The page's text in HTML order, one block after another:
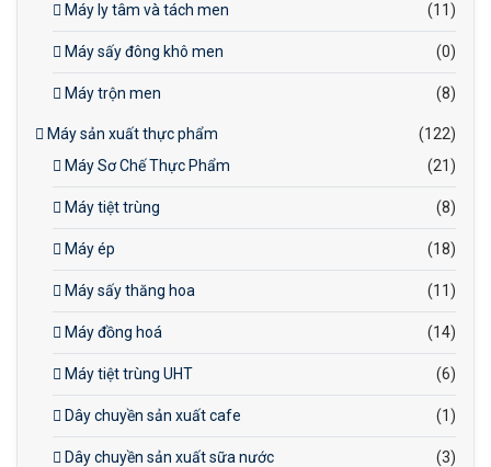
Máy ly tâm và tách men (11)
Máy sấy đông khô men (0)
Máy trộn men (8)
Máy sản xuất thực phẩm
(122)
Máy Sơ Chế Thực Phẩm
(21)
Máy tiệt trùng (8)
Máy ép (18)
Máy sấy thăng hoa (11)
Máy đồng hoá (14)
Máy tiệt trùng UHT (6)
Dây chuyền sản xuất cafe (1)
Dây chuyền sản xuất sữa nước (3)